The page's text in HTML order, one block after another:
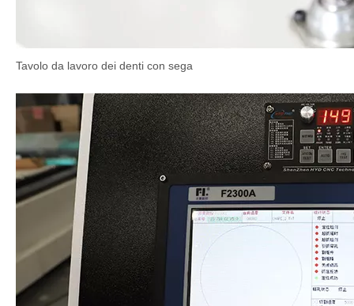
Tavolo da lavoro dei denti con sega